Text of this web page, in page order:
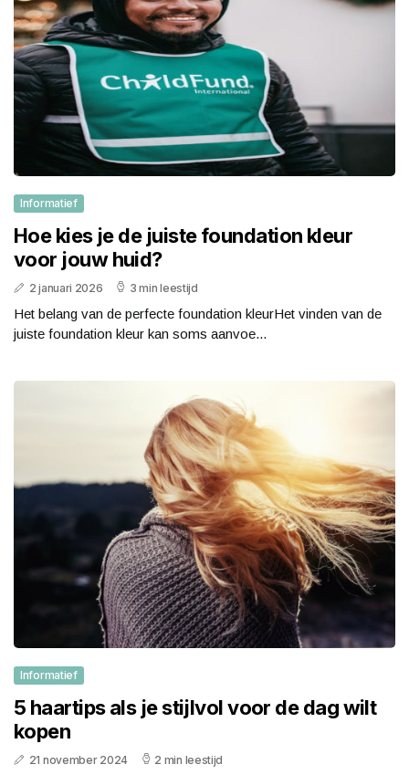
Informatief
Hoe kies je de juiste foundation kleur
voor jouw huid?
2 januari 2026 3 min leestijd
Het belang van de perfecte foundation kleurHet vinden van de
juiste foundation kleur kan soms aanvoe...
Informatief
5 haartips als je stijlvol voor de dag wilt
kopen
21 november 2024 2 min leestijd